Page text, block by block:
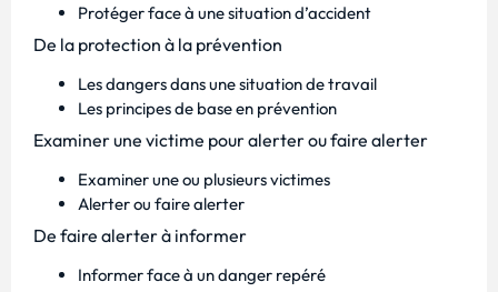
Protéger face à une situation d’accident
De la protection à la prévention
Les dangers dans une situation de travail
Les principes de base en prévention
Examiner une victime pour alerter ou faire alerter
Examiner une ou plusieurs victimes
Alerter ou faire alerter
De faire alerter à informer
Informer face à un danger repéré